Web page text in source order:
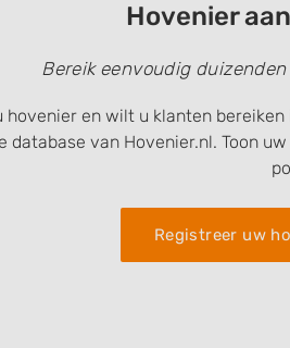
Hovenier
Bereik eenvoudig
hovenier en wilt u klanten
database van Hovenier.nl. Toon
Registreer uw